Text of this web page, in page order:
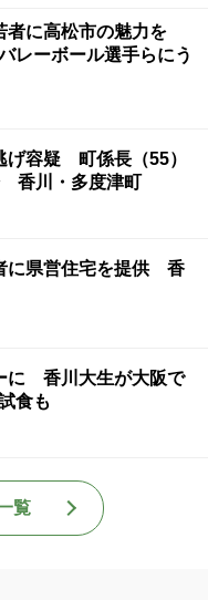
者に高松市の魅力を
レーボール選手らにう
げ容疑 町係長（55）
香川・多度津町
に県営住宅を提供 香
に 香川大生が大阪で
食も
覧